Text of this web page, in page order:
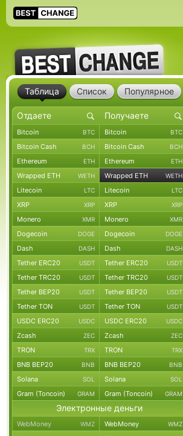
Таблица Список Популярное
Bitcoin BTC Bitcoin BTC
Bitcoin Cash BCH Bitcoin Cash BCH
Ethereum ETH Ethereum ETH
Wrapped ETH WETH Wrapped ETH WETH
Litecoin LTC Litecoin LTC
XRP XRP XRP XRP
Monero XMR Monero XMR
Dogecoin DOGE Dogecoin DOGE
Dash DASH Dash DASH
Tether ERC20 USDT Tether ERC20 USDT
Tether TRC20 USDT Tether TRC20 USDT
Tether BEP20 USDT Tether BEP20 USDT
Tether TON USDT Tether TON USDT
USDC ERC20 USDC USDC ERC20 USDC
Zcash ZEC Zcash ZEC
TRON TRX TRON TRX
BNB BEP20 BNB BNB BEP20 BNB
Solana SOL Solana SOL
Gram (Toncoin) GRAM Gram (Toncoin) GRAM
Электронные деньги
WebMoney WMZ WebMoney WMZ